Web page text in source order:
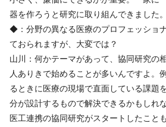
器を作ろうと研究に取り組んできました。
◆：分野の異なる医療のプロフェッショ
ておられますが、大変では？
山川：何かテーマがあって、協同研究の
人ありきで始めることが多いんですよ。
るときに医療の現場で直面している課題
分が設計するもので解決できるかもしれ
医工連携の協同研究がスタートしたこと